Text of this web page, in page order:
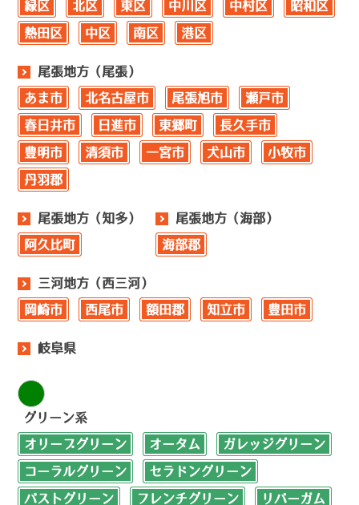
緑区 北区 東区 中川区 中村区 昭和区
熱田区 中区 南区 港区
尾張地方（尾張）
あま市 北名古屋市 尾張旭市 瀬戸市
春日井市 日進市 東郷町 長久手市
豊明市 清須市 一宮市 犬山市 小牧市
丹羽郡
尾張地方（知多）
阿久比町
尾張地方（海部）
海部郡
三河地方（西三河）
岡崎市 西尾市 額田郡 知立市 豊田市
岐阜県
グリーン系
オリーブグリーン オータム ガレッジグリーン
コーラルグリーン セラドングリーン
パストグリーン フレンチグリーン リバーガム